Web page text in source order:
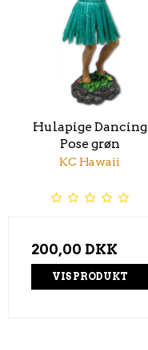
Hulapige Dancing
Pose grøn
KC Hawaii
200,00 DKK
VIS PRODUKT